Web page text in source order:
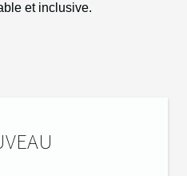
et inclusive.